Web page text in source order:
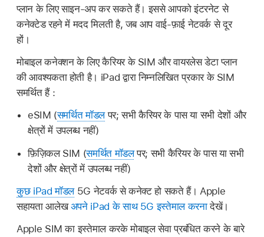
प्लान के लिए साइन-अप कर सकते हैं। इससे आपको इंटरनेट से
कनेक्टेड रहने में मदद मिलती है, जब आप वाई-फ़ाई नेटवर्क से दूर
हों।
मोबाइल कनेक्शन के लिए कैरियर के SIM और वायरलेस डेटा प्लान
की आवश्यकता होती है। iPad द्वारा निम्नलिखित प्रकार के SIM
समर्थित हैं :
eSIM (समर्थित मॉडलपर; सभी कैरियर के पास या सभी देशों और
क्षेत्रों में उपलब्ध नहीं)
फ़िज़िकल SIM (समर्थित मॉडलपर; सभी कैरियर के पास या सभी
देशों और क्षेत्रों में उपलब्ध नहीं)
कुछ iPad मॉडल5G नेटवर्क से कनेक्ट हो सकते हैं। Apple
सहायता आलेखअपने iPad के साथ 5G इस्तेमाल करनादेखें।
Apple SIM का इस्तेमाल करके मोबाइल सेवा प्रबंधित करने के बारे